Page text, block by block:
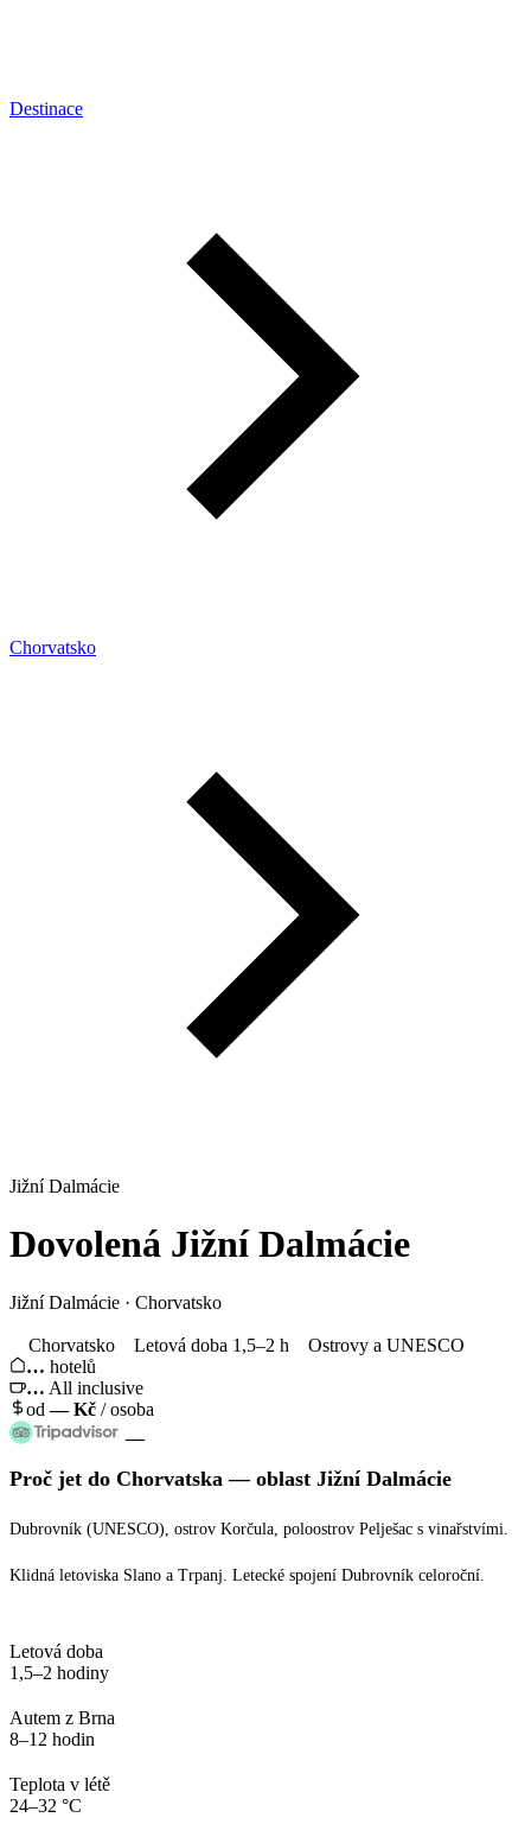
Destinace
Chorvatsko
Jižní Dalmácie
Dovolená Jižní Dalmácie
Jižní Dalmácie · Chorvatsko
Chorvatsko Letová doba 1,5–2 h
Ostrovy a UNESCO
… hotelů
… All inclusive
od—Kč / osoba
—
Proč jet do Chorvatska — oblast Jižní Dalmácie
Dubrovník (UNESCO), ostrov Korčula, poloostrov Pelješac s vinařstvími.
Klidná letoviska Slano a Trpanj. Letecké spojení Dubrovník celoroční.
Letová doba
1,5–2 hodiny
Autem z Brna
8–12 hodin
Teplota v létě
24–32 °C